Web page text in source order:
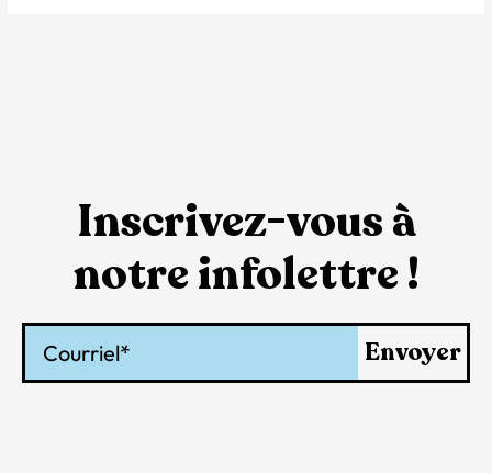
Inscrivez-vous à
notre infolettre !
Envoyer